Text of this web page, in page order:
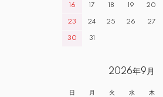
16 17 18 19 20
23 24 25 26 27
30 31
2026年9月
日 月 火 水 木